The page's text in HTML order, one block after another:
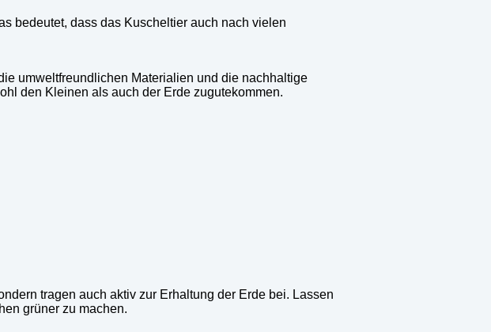
bedeutet, dass das Kuscheltier auch nach vielen
umweltfreundlichen Materialien und die nachhaltige
den Kleinen als auch der Erde zugutekommen.
tragen auch aktiv zur Erhaltung der Erde bei. Lassen
grüner zu machen.